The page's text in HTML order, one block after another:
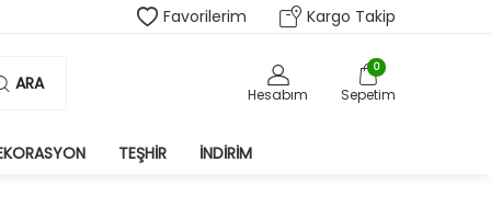
Favorilerim Kargo Takip
ARA Hesabım
0
Sepetim
TEŞHIR İNDIRIM